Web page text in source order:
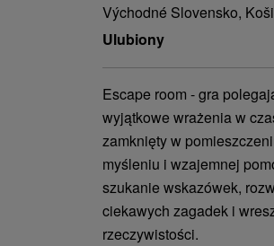
Východné Slovensko,
Ulubiony
Escape room - gra
wyjątkowe wrażenia w
zamknięty w
myśleniu i wzajemnej
szukanie wskazówek,
ciekawych zagadek i
rzeczywistości.